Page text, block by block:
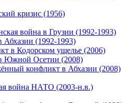
кризис (1956)
война в Грузии (1992-1993)
Абхазии (1992-1993)
в Кодорском ущелье (2006)
Южной Осетии (2008)
конфликт в Абхазии (2008)
война НАТО (2003-н.в.)